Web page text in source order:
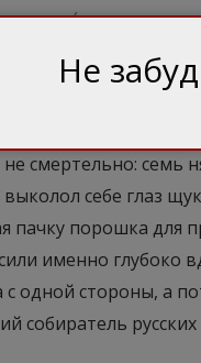
уши (ведь
— значит
чумы).
жидкость с
смертельно: семь
себе глаз
пачку порошка для
именно глубоко
одной стороны, а
собиратель
Не